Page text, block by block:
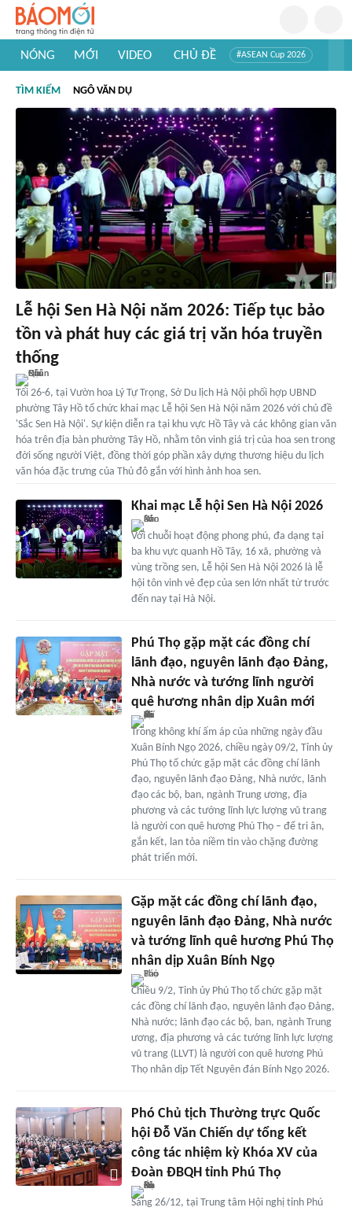
NÓNG MỚI VIDEO CHỦ ĐỀ #ASEAN Cup 2026
#Khám phá thế giới
TÌM KIẾM NGÔ VĂN DỤ
Lễ hội Sen Hà Nội năm 2026: Tiếp tục bảo
tồn và phát huy các giá trị văn hóa truyền
thống
Tối 26-6, tại Vườn hoa Lý Tự Trọng, Sở Du lịch Hà Nội phối hợp UBND
phường Tây Hồ tổ chức khai mạc Lễ hội Sen Hà Nội năm 2026 với chủ đề
'Sắc Sen Hà Nội'. Sự kiện diễn ra tại khu vực Hồ Tây và các không gian văn
hóa trên địa bàn phường Tây Hồ, nhằm tôn vinh giá trị của hoa sen trong
đời sống người Việt, đồng thời góp phần xây dựng thương hiệu du lịch
văn hóa đặc trưng của Thủ đô gắn với hình ảnh hoa sen.
Khai mạc Lễ hội Sen Hà Nội 2026
Với chuỗi hoạt động phong phú, đa dạng tại
ba khu vực quanh Hồ Tây, 16 xã, phường và
vùng trồng sen, Lễ hội Sen Hà Nội 2026 là lễ
hội tôn vinh vẻ đẹp của sen lớn nhất từ trước
đến nay tại Hà Nội.
Phú Thọ gặp mặt các đồng chí
lãnh đạo, nguyên lãnh đạo Đảng,
Nhà nước và tướng lĩnh người
quê hương nhân dịp Xuân mới
Trong không khí ấm áp của những ngày đầu
Xuân Bính Ngọ 2026, chiều ngày 09/2, Tỉnh ủy
Phú Thọ tổ chức gặp mặt các đồng chí lãnh
đạo, nguyên lãnh đạo Đảng, Nhà nước, lãnh
đạo các bộ, ban, ngành Trung ương, địa
phương và các tướng lĩnh lực lượng vũ trang
là người con quê hương Phú Thọ – để tri ân,
gắn kết, lan tỏa niềm tin vào chặng đường
phát triển mới.
Gặp mặt các đồng chí lãnh đạo,
nguyên lãnh đạo Đảng, Nhà nước
và tướng lĩnh quê hương Phú Thọ
nhân dịp Xuân Bính Ngọ
Chiều 9/2, Tỉnh ủy Phú Thọ tổ chức gặp mặt
các đồng chí lãnh đạo, nguyên lãnh đạo Đảng,
Nhà nước; lãnh đạo các bộ, ban, ngành Trung
ương, địa phương và các tướng lĩnh lực lượng
vũ trang (LLVT) là người con quê hương Phú
Thọ nhân dịp Tết Nguyên đán Bính Ngọ 2026.
Phó Chủ tịch Thường trực Quốc
hội Đỗ Văn Chiến dự tổng kết
công tác nhiệm kỳ Khóa XV của
Đoàn ĐBQH tỉnh Phú Thọ
Sáng 26/12, tại Trung tâm Hội nghị tỉnh Phú